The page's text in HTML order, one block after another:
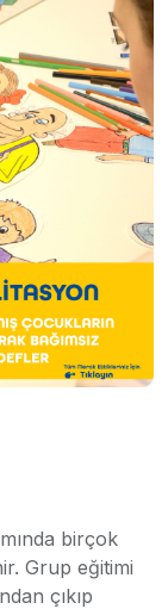
birçok
Grup eğitimi
çıkıp